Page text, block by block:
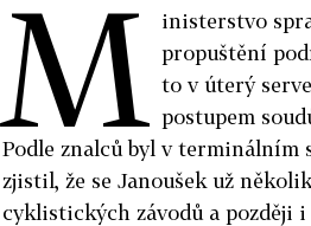
M inisterstvo
propuštění
to v úterý
postupem
Podle znalců byl v terminálním
zjistil, že se Janoušek už
cyklistických závodů a později